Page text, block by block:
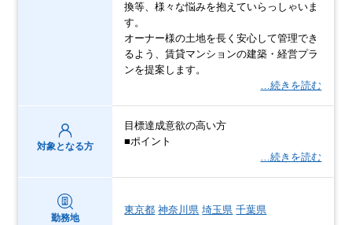
換等、様々な悩みを抱えていらっしゃいま
す。
オーナー様の土地を長く安心して管理でき
るよう、賃貸マンションの建築・経営プラ
ンを提案します。
…続きを読む
対象となる方
目標達成意欲の高い方
■ポイント
…続きを読む
勤務地
東京都 神奈川県 埼玉県 千葉県